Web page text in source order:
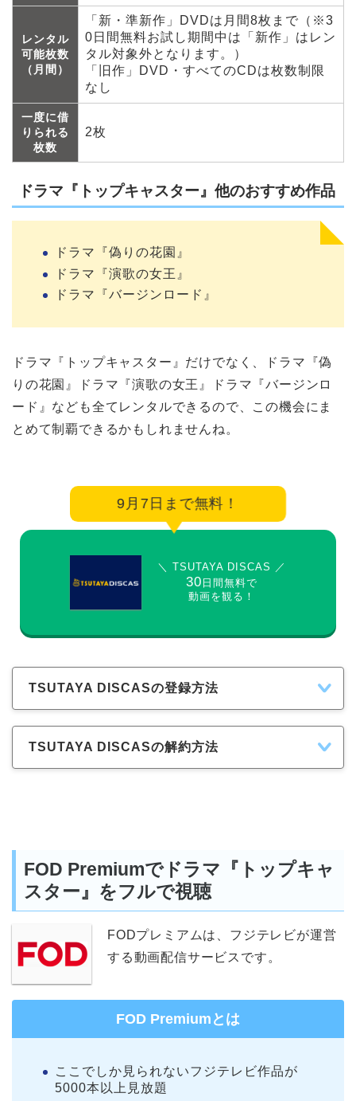
レンタル
可能枚数
（月間）
「新・準新作」DVDは月間8枚まで（※3
0日間無料お試し期間中は「新作」はレン
タル対象外となります。）
「旧作」DVD・すべてのCDは枚数制限
なし
一度に借
りられる
枚数
2枚
ドラマ『トップキャスター』他のおすすめ作品
ドラマ『偽りの花園』
ドラマ『演歌の女王』
ドラマ『バージンロード』
ドラマ『トップキャスター』だけでなく、ドラマ『偽
りの花園』ドラマ『演歌の女王』ドラマ『バージンロ
ード』なども全てレンタルできるので、この機会にま
とめて制覇できるかもしれませんね。
9月7日まで無料！
＼ TSUTAYA DISCAS ／
30 日間無料で
動画を観る！
TSUTAYA DISCASの登録方法
TSUTAYA DISCASの解約方法
FOD Premiumでドラマ『トップキャ
スター』をフルで視聴
FODプレミアムは、フジテレビが運営
する動画配信サービスです。
FOD Premiumとは
ここでしか見られないフジテレビ作品が
5000本以上見放題